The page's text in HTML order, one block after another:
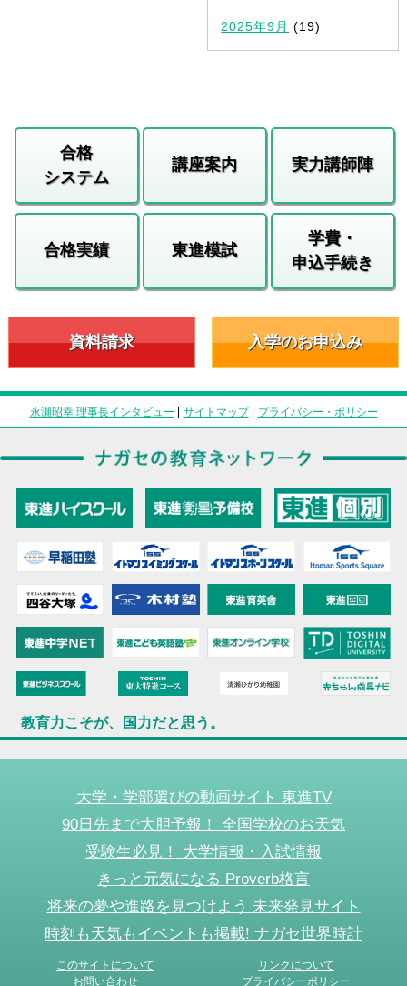
2025年9月 (19)
合格
システム
講座案内 実力講師陣
合格実績 東進模試
学費・
申込手続き
資料請求 入学のお申込み
永瀬昭幸 理事長インタビュー | サイトマップ| プライバシー・ポリシー
教育力こそが、国力だと思う。
大学・学部選びの動画サイト 東進TV
90日先まで大胆予報！ 全国学校のお天気
受験生必見！ 大学情報・入試情報
きっと元気になる Proverb格言
将来の夢や進路を見つけよう 未来発見サイト
時刻も天気もイベントも掲載! ナガセ世界時計
このサイトについて
リンクについて
お問い合わせ
プライバシーポリシー